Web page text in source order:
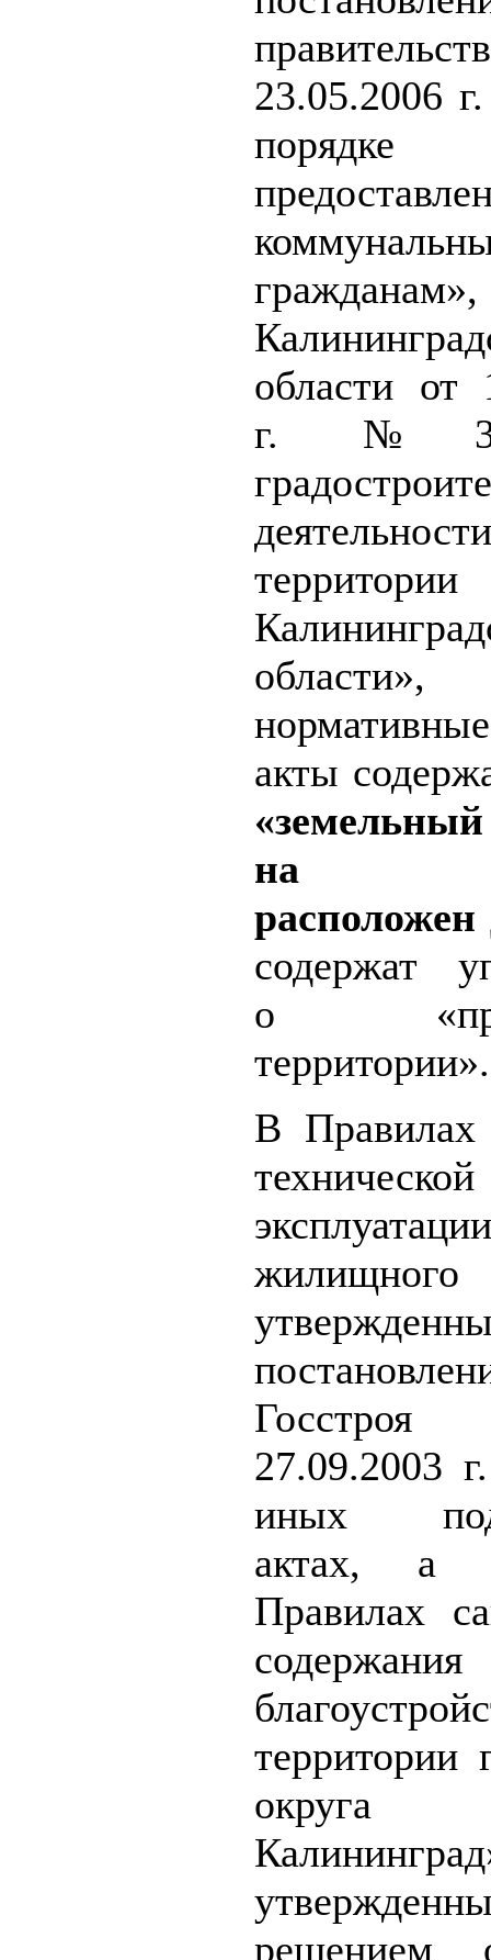
23.05.2006
порядке
области от
г.
территории
акты
на
расположен
содержат
о
территории».
В
технической
эксплуатации
27.09.2003
иных
актах, а
Правилах
территории
округа
решением